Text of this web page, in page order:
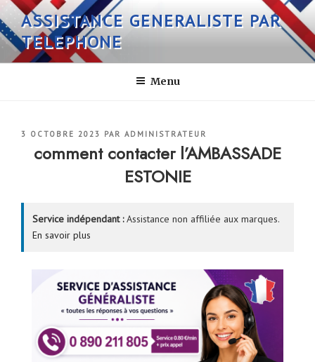
Aller
au
contenu
principal
ASSISTANCE GENERALISTE PAR
TELEPHONE
Menu
PUBLIÉ
3 OCTOBRE 2023 PAR ADMINISTRATEUR
comment contacter l’AMBASSADE
ESTONIE
Service indépendant :Assistance non affiliée aux marques.
En savoir plus